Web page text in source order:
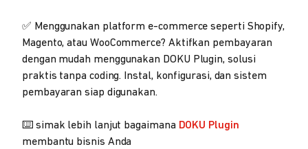
✅ Menggunakan platform e-commerce seperti Shopify,
Magento, atau WooCommerce? Aktifkan pembayaran
dengan mudah menggunakan DOKU Plugin, solusi
praktis tanpa coding. Instal, konfigurasi, dan sistem
pembayaran siap digunakan.
⌨️ simak lebih lanjut bagaimana DOKU Plugin
membantu bisnis Anda